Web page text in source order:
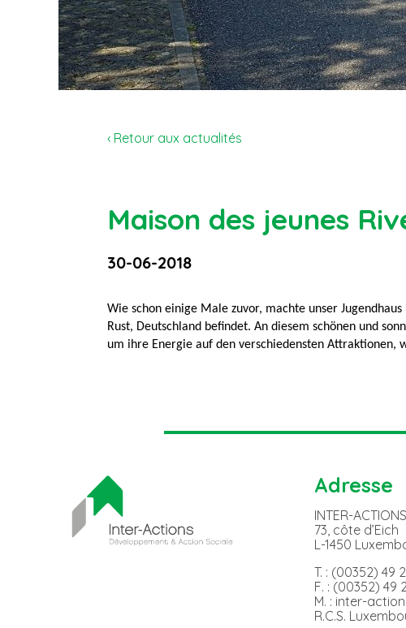
‹ Retour aux actualités
Maison des jeunes
30-06-2018
Wie schon einige Male zuvor, machte unser
Rust, Deutschland befindet. An diesem schönen und
um ihre Energie auf den verschiedensten Attraktionen,
Adresse
INTER-ACTIONS
73, côte d’Eich
L-1450
T. : (00352) 49
F. : (00352) 49
M. : inter-
R.C.S.